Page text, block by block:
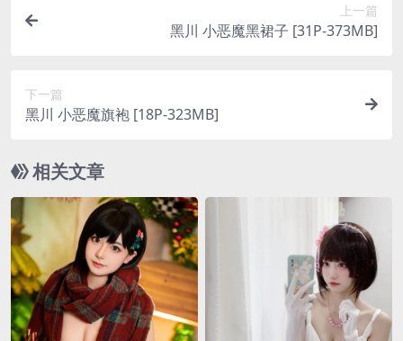
上一篇
黑川 小恶魔黑裙子 [31P-373MB]
下一篇
黑川 小恶魔旗袍 [18P-323MB]
相关文章